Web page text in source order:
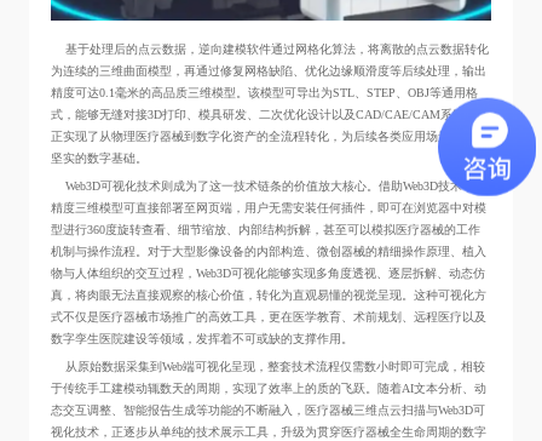
基于处理后的点云数据，逆向建模软件通过网格化算法，将离散的点云数据转化
为连续的三维曲面模型，再通过修复网格缺陷、优化边缘顺滑度等后续处理，输出
精度可达0.1毫米的高品质三维模型。该模型可导出为STL、STEP、OBJ等通用格
式，能够无缝对接3D打印、模具研发、二次优化设计以及CAD/CAE/CAM系统，真
正实现了从物理医疗器械到数字化资产的全流程转化，为后续各类应用场景提供了
坚实的数字基础。
Web3D可视化技术则成为了这一技术链条的价值放大核心。借助Web3D技术，高
精度三维模型可直接部署至网页端，用户无需安装任何插件，即可在浏览器中对模
型进行360度旋转查看、细节缩放、内部结构拆解，甚至可以模拟医疗器械的工作
机制与操作流程。对于大型影像设备的内部构造、微创器械的精细操作原理、植入
物与人体组织的交互过程，Web3D可视化能够实现多角度透视、逐层拆解、动态仿
真，将肉眼无法直接观察的核心价值，转化为直观易懂的视觉呈现。这种可视化方
式不仅是医疗器械市场推广的高效工具，更在医学教育、术前规划、远程医疗以及
数字孪生医院建设等领域，发挥着不可或缺的支撑作用。
从原始数据采集到Web端可视化呈现，整套技术流程仅需数小时即可完成，相较
于传统手工建模动辄数天的周期，实现了效率上的质的飞跃。随着AI文本分析、动
态交互调整、智能报告生成等功能的不断融入，医疗器械三维点云扫描与Web3D可
视化技术，正逐步从单纯的技术展示工具，升级为贯穿医疗器械全生命周期的数字